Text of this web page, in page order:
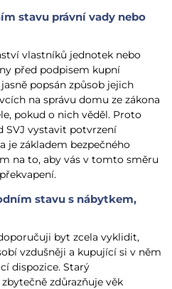
stavu právní vady nebo
vlastníků jednotek nebo
před podpisem kupní
popsán způsob jejich
na správu domu ze zákona
pokud o nich věděl. Proto
SVJ vystavit potvrzení
je základem bezpečného
na to, aby vás v tomto směru
stavu s nábytkem,
byt zcela vyklidit,
vzdušněji a kupující si v něm
dispozice. Starý
zdůrazňuje věk